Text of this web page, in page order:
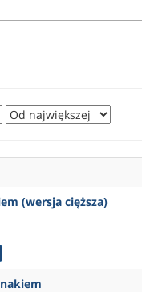
(wersja cięższa)